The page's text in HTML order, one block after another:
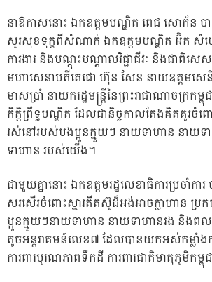
នាឱកាសនោះ ឯកឧត្តមបណ្ឌិត ពេជ សោភ័ន បានព
សួរសុខទុក្ខពីសំណាក់ ឯកឧត្តមបណ្ឌិត អ៊ិត សំហេ
ការងារ និងបណ្តុះបណ្តាលវិជ្ជាជីវៈ និងជាពិស
មហាសេនាបតីតេជោ ហ៊ុន សែន នាយឧត្តមស
មាសប្រាំ នាយករដ្ឋមន្រ្តីនៃព្រះរាជាណាចក្រកម្
កិត្តិព្រឹទ្ធបណ្ឌិត ដែលជានិច្ចកាលតែងគិតគូរចំព
រស់នៅរបស់បងប្អូនក្មួយៗ នាយទាហាន នាយ
ទាហាន របស់យើង។
ជាមួយគ្នានោះ ឯកឧត្តមរដ្ឋលេខាធិការប្រចាំកា
សរសើរចំពោះស្មារតីតស៊ូដ៏អង់អាចក្លាហាន ប្
ប្អូនក្មួយៗនាយទាហាន នាយទាហានរង និង
តូចអន្តរាគមន៍លេខ៧ ដែលបានយកអស់កម្លាំង
ការពារបូរណភាពទឹកដី ការពារជាតិមាតុភូមិកម្ពុ